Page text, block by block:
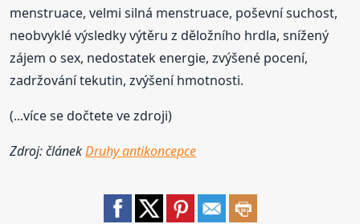
menstruace, velmi silná menstruace, poševní suchost,
neobvyklé výsledky výtěru z děložního hrdla, snížený
zájem o sex, nedostatek energie, zvýšené pocení,
zadržování tekutin, zvýšení hmotnosti.
(...více se dočtete ve zdroji)
Zdroj: článekDruhy antikoncepce